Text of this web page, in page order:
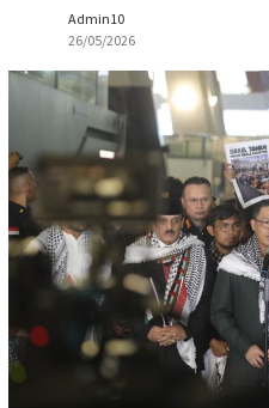
Admin10
26/05/2026